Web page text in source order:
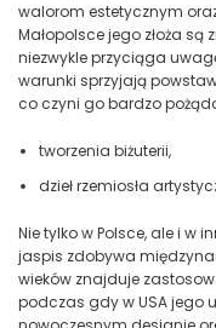
walorom estetycznym
Małopolsce jego złoża są
niezwykle przyciąga
warunki sprzyjają
co czyni go bardzo
tworzenia biżuterii,
dzieł rzemiosła
Nie tylko w Polsce, ale i w
jaspis zdobywa
wieków znajduje
podczas gdy w USA jego